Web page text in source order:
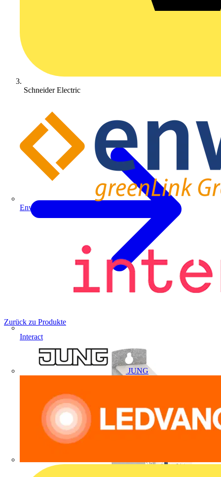
Enwitec
Interact
JUNG
Schneider Electric
Zurück zu Produkte